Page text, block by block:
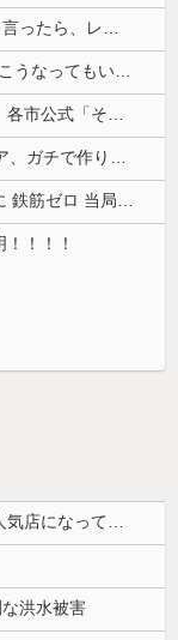
夫に「自炊を覚えて！一緒に料理しよう」と言ったら、レストランの予約をされた。自炊計画は完全に狂って…
PTA会長「PTA参加拒否した親へ最終警告。こうなってもいい？」
【8/22開催】 「琵琶湖三市同時花火大会」、各市公式「そんな花火大会は存在しない」→ 高価チケットを購入した人達がSNS阿鼻叫喚
【画像】 キャミイの18万円の最新フィギュア、ガチで作り込みがエグすぎる
【悲報】 中国、橋の欄干が強風一発で粉々に 鉄筋ゼロ 当局「接着剤でくっつけただけ」「正常で、品質問題はない」
！！！
洪水被害